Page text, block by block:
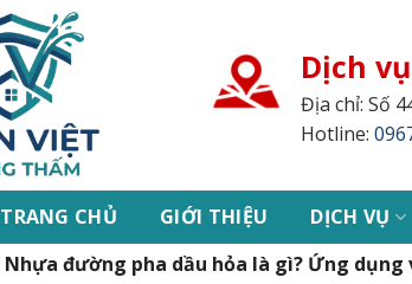
Dịch
Địa chỉ: Số
Hotline:
TRANG CHỦ GIỚI THIỆU DỊCH VỤ
Nhựa đường pha dầu hỏa là gì? Ứng